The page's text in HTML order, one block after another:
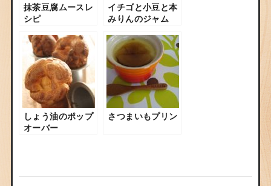
抹茶豆腐ムースレ
シピ
イチゴと小豆と本
みりんのジャム
しょう油のポップ
オーバー
さつまいもプリン